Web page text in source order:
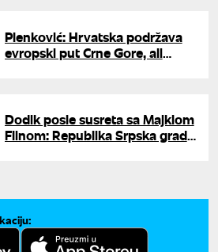
Plenković: Hrvatska podržava
evropski put Crne Gore, ali
Dodik posle susreta sa Majklom
Flinom: Republika Srpska gradi